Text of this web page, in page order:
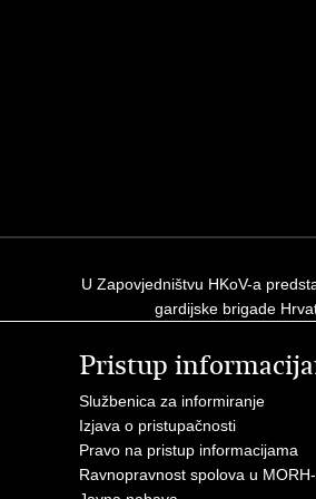
U Zapovjedništvu HKoV-a
gardijske brigade
Pristup
Službenica za informiranje
Izjava o pristupačnosti
Pravo na pristup informacijama
Ravnopravnost spolova u